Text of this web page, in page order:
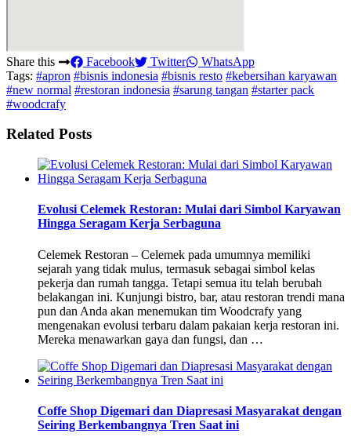
Share this Facebook Twitter
WhatsApp
Tags: #apron #bisnis indonesia #bisnis resto #kebersihan karyawan
#new normal #restoran indonesia #sarung tangan #starter pack
#woodcrafy
Related Posts
Evolusi Celemek Restoran: Mulai dari Simbol Karyawan
Hingga Seragam Kerja Serbaguna
Celemek Restoran – Celemek pada umumnya memiliki
sejarah yang tidak mulus, termasuk sebagai simbol kelas
pekerja dan rumah tangga. Tetapi semua itu telah berubah
belakangan ini. Kunjungi bistro, bar, atau restoran trendi mana
pun dan Anda akan menemukan tim Woodcrafy yang
mengenakan evolusi terbaru dalam pakaian kerja restoran ini.
Mereka menawarkan gaya dan fungsi, dan …
Coffe Shop Digemari dan Diapresasi Masyarakat dengan
Seiring Berkembangnya Tren Saat ini